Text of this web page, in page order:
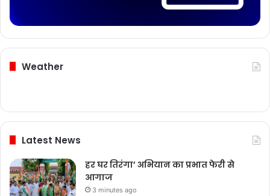
Weather
Latest News
हर घर तिरंगा’ अभियान का प्रभात फेरी से
आगाज
3 minutes ago